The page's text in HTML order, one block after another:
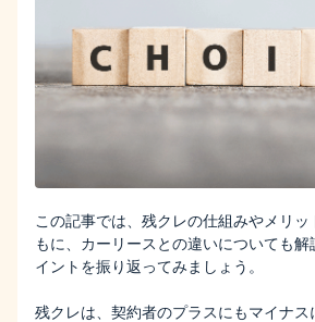
この記事では、残クレの仕組みやメリッ
もに、カーリースとの違いについても
イントを振り返ってみましょう。
残クレは、契約者のプラスにもマイナス